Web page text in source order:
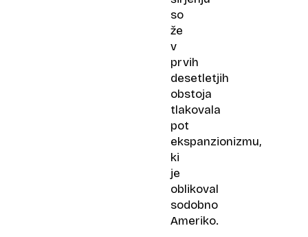
so
že
v
prvih
desetletjih
obstoja
tlakovala
pot
ekspanzionizmu,
ki
je
oblikoval
sodobno
Ameriko.